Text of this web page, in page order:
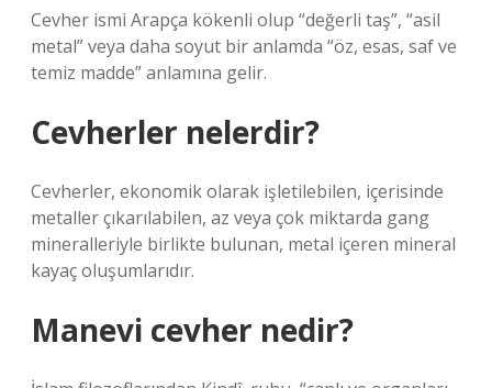
Cevher ismi Arapça kökenli olup “değerli taş”, “asil
metal” veya daha soyut bir anlamda “öz, esas, saf ve
temiz madde” anlamına gelir.
Cevherler nelerdir?
Cevherler, ekonomik olarak işletilebilen, içerisinde
metaller çıkarılabilen, az veya çok miktarda gang
mineralleriyle birlikte bulunan, metal içeren mineral
kayaç oluşumlarıdır.
Manevi cevher nedir?